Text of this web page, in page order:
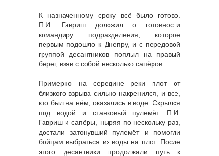
К назначенному сроку всё было готово.
П.И. Гавриш доложил о готовности
командиру подразделения, которое
первым подошло к Днепру, и с передовой
группой десантников поплыл на правый
берег, взяв с собой несколько сапёров.
Примерно на середине реки плот от
близкого взрыва сильно накренился, и все,
кто был на нём, оказались в воде. Скрылся
под водой и станковый пулемёт. П.И.
Гавриш и сапёры, ныряя по нескольку раз,
достали затонувший пулемёт и помогли
бойцам выбраться из воды на плот. После
этого десантники продолжали путь к